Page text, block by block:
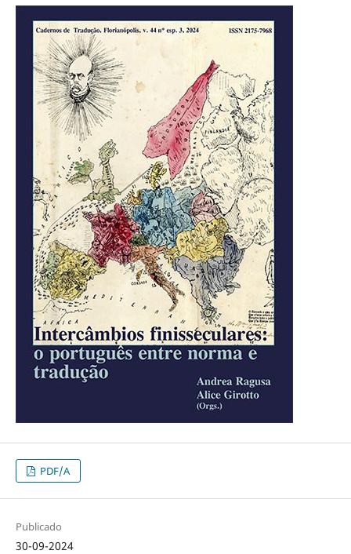
PDF/A
Publicado
30-09-2024